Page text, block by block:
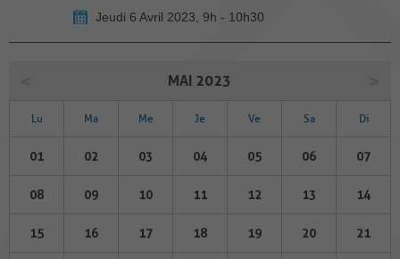
Jeudi 6 Avril 2023, 9h - 10h30
MAI 2023
Lu Ma Me Je Ve Sa Di
01 02 03 04 05 06 07
08 09 10 11 12 13 14
15 16 17 18 19 20 21